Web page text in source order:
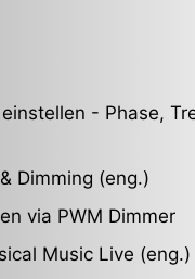
- Phase,
Dimming (eng.)
via PWM Dimmer
Music Live (eng.)